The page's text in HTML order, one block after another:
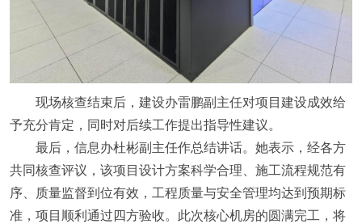
现场核查结束后，建设办雷鹏副主任对项目建设成效给
予充分肯定，同时对后续工作提出指导性建议。
最后，信息办杜彬副主任作总结讲话。她表示，经各方
共同核查评议，该项目设计方案科学合理、施工流程规范有
序、质量监督到位有效，工程质量与安全管理均达到预期标
准，项目顺利通过四方验收。此次核心机房的圆满完工，将